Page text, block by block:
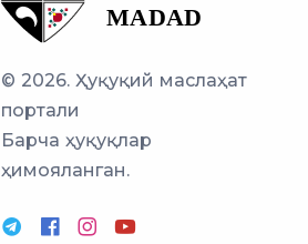
© 2026. Ҳуқуқий маслаҳат
портали
Барча ҳуқуқлар
ҳимояланган.